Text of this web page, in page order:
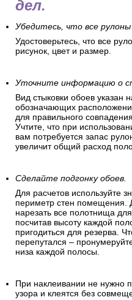
дел.
Убедитесь, что все рулоны
Удостоверьтесь, что все
рисунок, цвет и размер.
Уточните информацию о
Вид стыковки обоев указан
обозначающих
для правильного
Учтите, что при
вам потребуется запас
увеличит общий расход
Сделайте подгонку обоев.
Для расчетов используйте
периметр стен помещения.
нарезать все полотнища
посчитав высоту каждой
пригодиться для резерва.
перепутался –
низа каждой полосы.
При наклеивании не нужно
узора и клеятся без